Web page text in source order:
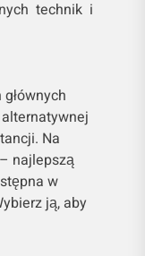
technik i
Na
najlepszą
w
ją, aby